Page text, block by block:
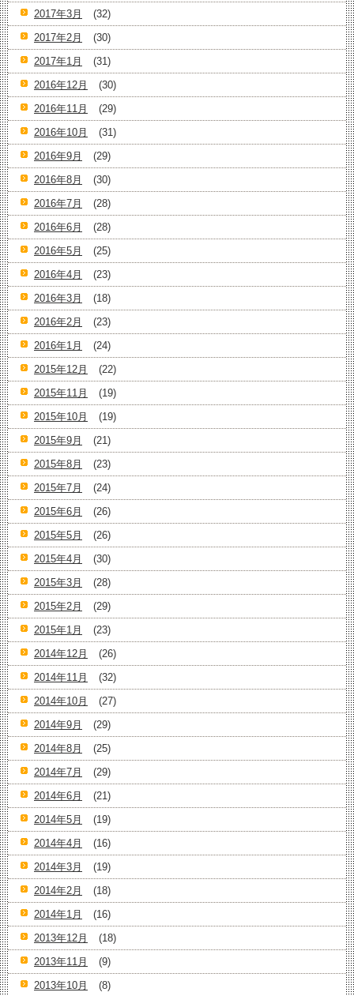
2017年3月
(32)
2017年2月
(30)
2017年1月
(31)
2016年12月
(30)
2016年11月
(29)
2016年10月
(31)
2016年9月
(29)
2016年8月
(30)
2016年7月
(28)
2016年6月
(28)
2016年5月
(25)
2016年4月
(23)
2016年3月
(18)
2016年2月
(23)
2016年1月
(24)
2015年12月
(22)
2015年11月
(19)
2015年10月
(19)
2015年9月
(21)
2015年8月
(23)
2015年7月
(24)
2015年6月
(26)
2015年5月
(26)
2015年4月
(30)
2015年3月
(28)
2015年2月
(29)
2015年1月
(23)
2014年12月
(26)
2014年11月
(32)
2014年10月
(27)
2014年9月
(29)
2014年8月
(25)
2014年7月
(29)
2014年6月
(21)
2014年5月
(19)
2014年4月
(16)
2014年3月
(19)
2014年2月
(18)
2014年1月
(16)
2013年12月
(18)
2013年11月
(9)
2013年10月
(8)